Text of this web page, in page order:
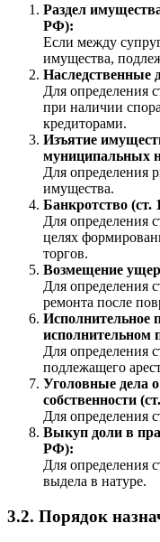
Раздел
РФ):
Если между
имущества,
Наследственные
Для определения
при наличии
кредиторами.
Изъятие
муниципальных
Для определения
имущества.
Банкротство (ст.
Для определения
целях
торгов.
Возмещение
Для определения
ремонта после
Исполнительное
исполнительном
Для определения
подлежащего
Уголовные дела
собственности
Для определения
Выкуп доли в
РФ):
Для определения
выдела в натуре.
3.2. Порядок